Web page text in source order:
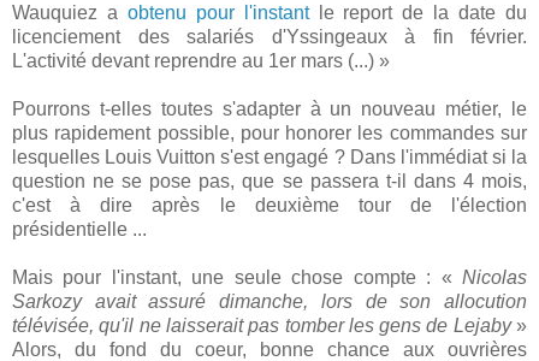
Wauquiez a obtenu pour l'instantle report de la date du
licenciement des salariés d'Yssingeaux à fin février.
L'activité devant reprendre au 1er mars (...) »
Pourrons t-elles toutes s'adapter à un nouveau métier, le
plus rapidement possible, pour honorer les commandes sur
lesquelles Louis Vuitton s'est engagé ? Dans l'immédiat si la
question ne se pose pas, que se passera t-il dans 4 mois,
c'est à dire après le deuxième tour de l'élection
présidentielle ...
Mais pour l'instant, une seule chose compte : « Nicolas
Sarkozy avait assuré dimanche, lors de son allocution
télévisée, qu'il ne laisserait pas tomber les gens de Lejaby»
Alors, du fond du coeur, bonne chance aux ouvrières